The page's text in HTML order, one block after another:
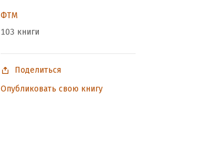
ФТМ
103 книги
Поделиться
Опубликовать свою книгу